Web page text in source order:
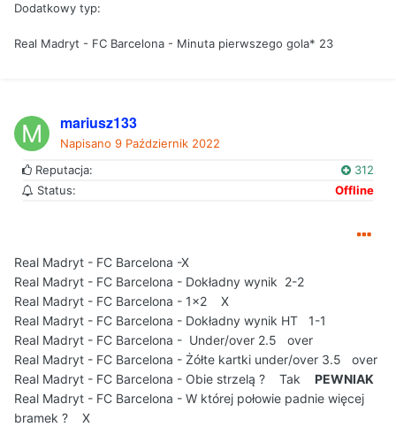
Dodatkowy typ:
Real Madryt - FC Barcelona - Minuta pierwszego gola* 23
mariusz133
Napisano 9 Październik 2022
Reputacja:
312
Status:
Offline
Real Madryt - FC Barcelona -X
Real Madryt - FC Barcelona - Dokładny wynik 2-2
Real Madryt - FC Barcelona - 1x2 X
Real Madryt - FC Barcelona - Dokładny wynik HT 1-1
Real Madryt - FC Barcelona - Under/over 2.5 over
Real Madryt - FC Barcelona - Żółte kartki under/over 3.5 over
Real Madryt - FC Barcelona - Obie strzelą ? Tak PEWNIAK
Real Madryt - FC Barcelona - W której połowie padnie więcej
bramek ? X